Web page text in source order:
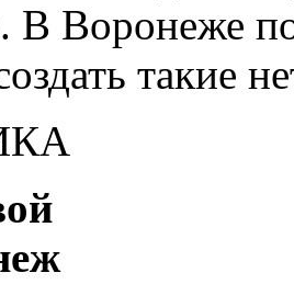
В Воронеже
такие